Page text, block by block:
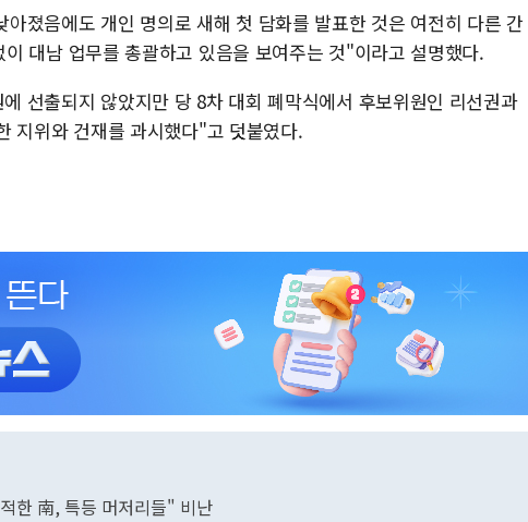
졌음에도 개인 명의로 새해 첫 담화를 발표한 것은 여전히 다른 간
대남 업무를 총괄하고 있음을 보여주는 것"이라고 설명했다.
선출되지 않았지만 당 8차 대회 폐막식에서 후보위원인 리선권과
지위와 건재를 과시했다"고 덧붙였다.
한 南, 특등 머저리들" 비난